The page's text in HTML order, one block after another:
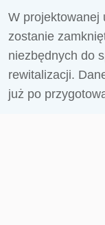
W projektowanej
zostanie
niezbędnych do
rewitalizacji.
już po